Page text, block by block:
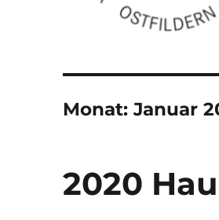
Monat:Januar
2020